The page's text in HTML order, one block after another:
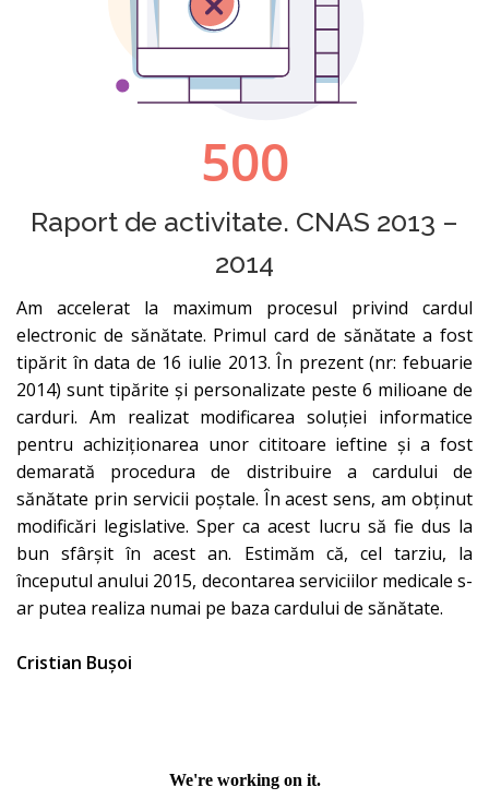
Raport de activitate. CNAS 2013 –
2014
Am accelerat la maximum procesul privind cardul
electronic de sănătate. Primul card de sănătate a fost
tipărit în data de 16 iulie 2013. În prezent (nr: febuarie
2014) sunt tipărite și personalizate peste 6 milioane de
carduri. Am realizat modificarea soluției informatice
pentru achiziționarea unor cititoare ieftine și a fost
demarată procedura de distribuire a cardului de
sănătate prin servicii poștale. În acest sens, am obținut
modificări legislative. Sper ca acest lucru să fie dus la
bun sfârșit în acest an. Estimăm că, cel tarziu, la
începutul anului 2015, decontarea serviciilor medicale s-
ar putea realiza numai pe baza cardului de sănătate.
Cristian Bușoi